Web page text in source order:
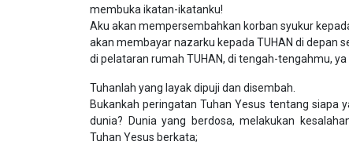
membuka ikatan-ikatanku!
Aku akan mempersembahkan korban syukur
akan membayar nazarku kepada TUHAN di depan
di pelataran rumah TUHAN, di tengah-tengahmu, ya
Tuhanlah yang layak dipuji dan disembah.
Bukankah peringatan Tuhan Yesus tentang siapa
dunia? Dunia yang berdosa, melakukan
Tuhan Yesus berkata;